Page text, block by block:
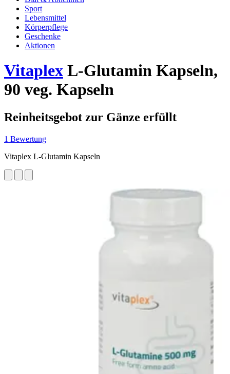
Sport
Lebensmittel
Körperpflege
Geschenke
Aktionen
Vitaplex L-Glutamin Kapseln,
90 veg. Kapseln
Reinheitsgebot zur Gänze erfüllt
1 Bewertung
Vitaplex L-Glutamin Kapseln